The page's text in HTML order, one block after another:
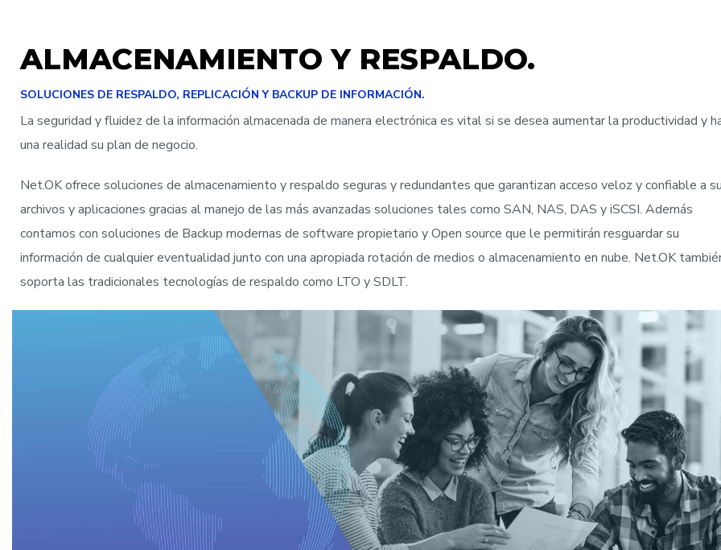
ALMACENAMIENTO Y RESPALDO.
SOLUCIONES DE RESPALDO, REPLICACIÓN Y BACKUP DE INFORMACIÓN.
La seguridad y fluidez de la información almacenada de manera electrónica es vital si se desea aumentar la productividad y
una realidad su plan de negocio.
Net.OK ofrece soluciones de almacenamiento y respaldo seguras y redundantes que garantizan acceso veloz y confiable a
archivos y aplicaciones gracias al manejo de las más avanzadas soluciones tales como SAN, NAS, DAS y iSCSI. Además
contamos con soluciones de Backup modernas de software propietario y Open source que le permitirán resguardar su
información de cualquier eventualidad junto con una apropiada rotación de medios o almacenamiento en nube. Net.OK
soporta las tradicionales tecnologías de respaldo como LTO y SDLT.